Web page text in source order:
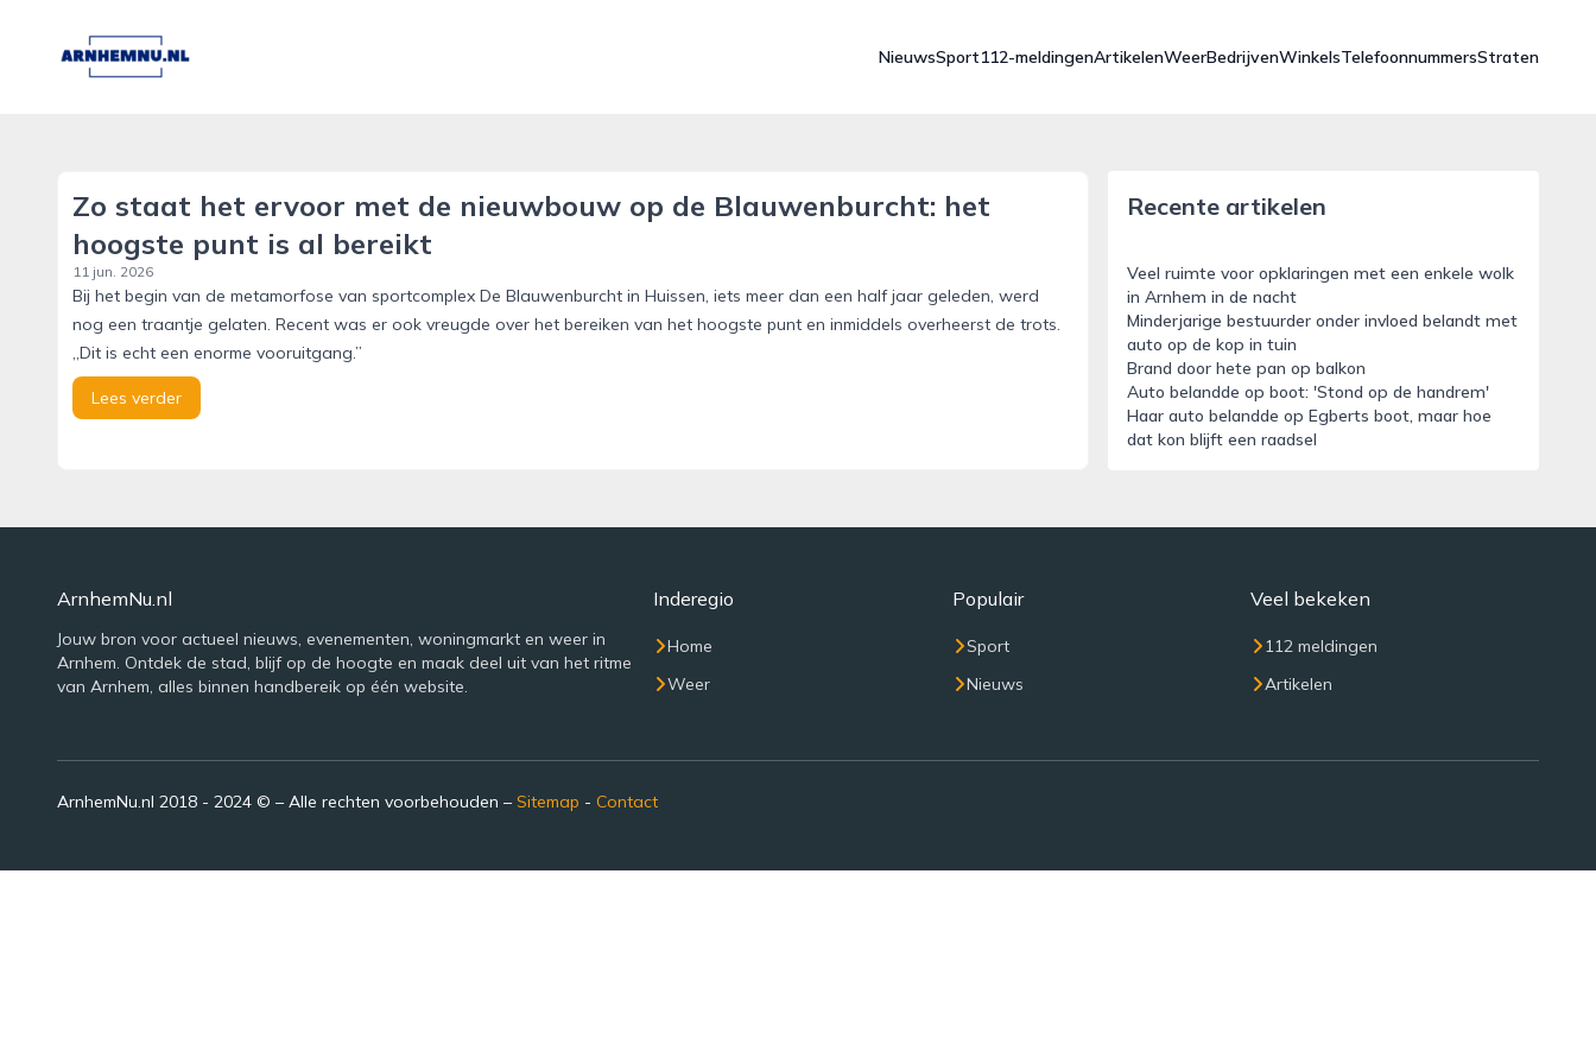
arnhemnu.nl
NieuwsSport112-meldingenArtikelenWeerBedrijvenWinkelsTelefoonnummersStraten
Zo staat het ervoor met de nieuwbouw op de Blauwenburcht: het
hoogste punt is al bereikt
11 jun. 2026
Bij het begin van de metamorfose van sportcomplex De Blauwenburcht in Huissen, iets meer dan een half jaar geleden, werd
nog een traantje gelaten. Recent was er ook vreugde over het bereiken van het hoogste punt en inmiddels overheerst de trots.
„Dit is echt een enorme vooruitgang.”
Lees verder
Recente artikelen
Veel ruimte voor opklaringen met een enkele wolk
in Arnhem in de nacht
Minderjarige bestuurder onder invloed belandt met
auto op de kop in tuin
Brand door hete pan op balkon
Auto belandde op boot: 'Stond op de handrem'
Haar auto belandde op Egberts boot, maar hoe
dat kon blijft een raadsel
ArnhemNu.nl
Jouw bron voor actueel nieuws, evenementen, woningmarkt en weer in
Arnhem. Ontdek de stad, blijf op de hoogte en maak deel uit van het ritme
van Arnhem, alles binnen handbereik op één website.
Inderegio
Home
Weer
Populair
Sport
Nieuws
Veel bekeken
112 meldingen
Artikelen
ArnhemNu.nl 2018 - 2024 © – Alle rechten voorbehouden – Sitemap - Contact